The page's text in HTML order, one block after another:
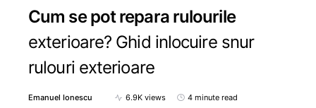
Cum se pot repara rulourile
exterioare? Ghid inlocuire snur
rulouri exterioare
Emanuel Ionescu 6.9K views 4 minute read